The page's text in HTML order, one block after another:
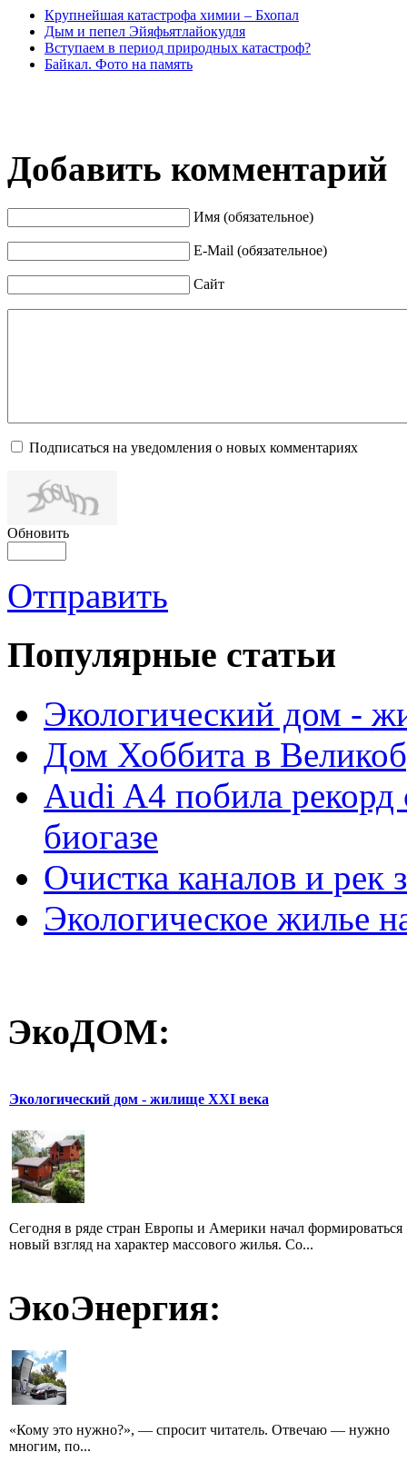
Крупнейшая катастрофа химии – Бхопал
Дым и пепел Эйяфьятлайокудля
Вступаем в период природных катастроф?
Байкал. Фото на память
Добавить комментарий
Имя (обязательное)
E-Mail (обязательное)
Сайт
Подписаться на уведомления о новых комментариях
Обновить
Отправить
Популярные cтатьи
Экологический дом -
Дом Хоббита в
Audi A4 побила рекорд
биогазе
Очистка каналов и рек
Экологическое жилье
ЭкоДОМ:
Экологический дом - жилище XXI века
Сегодня в ряде стран Европы и Америки начал формироваться
новый взгляд на характер массового жилья. Со...
ЭкоЭнергия:
«Кому это нужно?», — спросит читатель. Отвечаю — нужно
многим, по...